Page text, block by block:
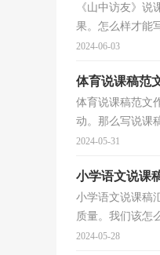
《山中访友》
果。怎么样才能
2024-06-03
体育说课稿范
体育说课稿范文
动。那么写说课
2024-05-31
小学语文说课
小学语文说课稿
质量。我们该怎
2024-05-28